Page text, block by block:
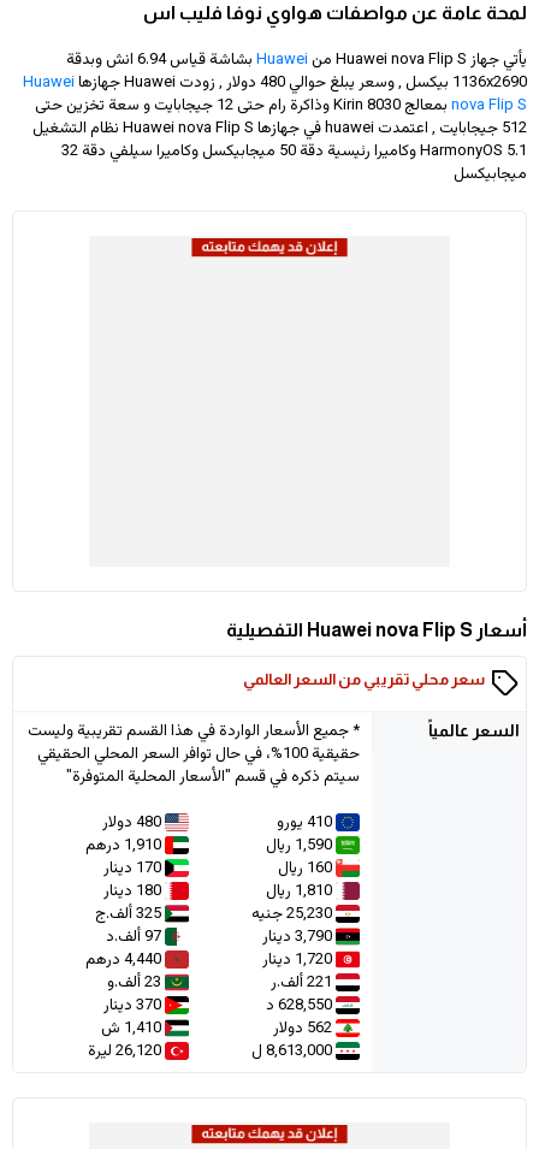
لمحة عامة عن مواصفات هواوي نوفا فليب اس
يأتي جهاز Huawei nova Flip S من Huawei بشاشة قياس 6.94 انش وبدقة
1136x2690 بيكسل , وسعر يبلغ حوالي 480 دولار , زودت Huawei جهازها
Huawei
nova Flip S
بمعالج Kirin 8030 وذاكرة رام حتى 12 جيجابايت و سعة تخزين حتى
512 جيجابايت , اعتمدت huawei في جهازها Huawei nova Flip S نظام التشغيل
HarmonyOS 5.1 وكاميرا رئيسية دقة 50 ميجابيكسل وكاميرا سيلفي دقة 32
ميجابيكسل
أسعار Huawei nova Flip S التفصيلية
سعر محلي تقريبي من السعر العالمي
السعر عالمياً
* جميع الأسعار الواردة في هذا القسم تقريبية وليست
حقيقية 100%، في حال توافر السعر المحلي الحقيقي
سيتم ذكره في قسم "الأسعار المحلية المتوفرة"
410 يورو
480 دولار
1,590 ريال
1,910 درهم
160 ريال
170 دينار
1,810 ريال
180 دينار
25,230 جنيه
325 ألف.ج
3,790 دينار
97 ألف.د
1,720 دينار
4,440 درهم
221 ألف.ر
23 ألف.و
628,550 د
370 دينار
562 دولار
1,410 ش
8,613,000 ل
26,120 ليرة